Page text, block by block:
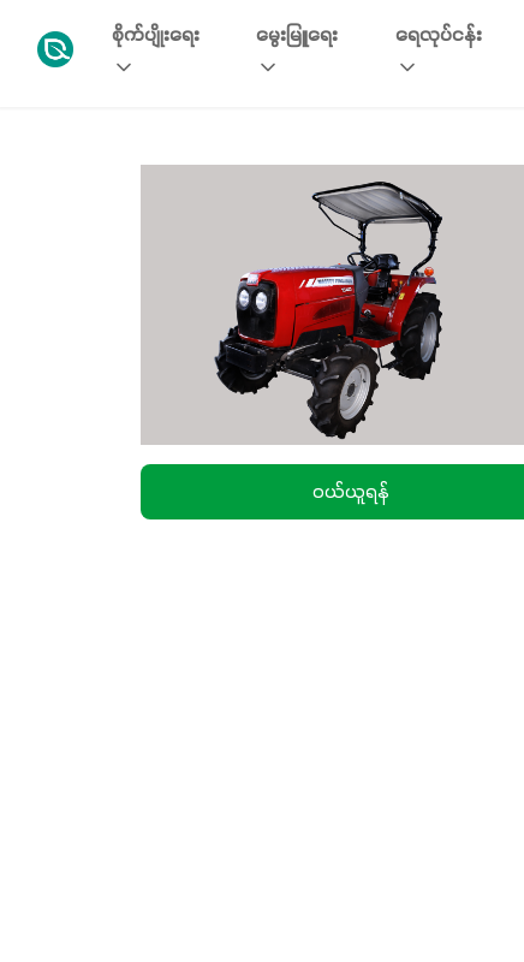
စိုက်ပျိုးရေး မွေးမြူရေး ရေလုပ်ငန်း
၀ယ်ယူရန်